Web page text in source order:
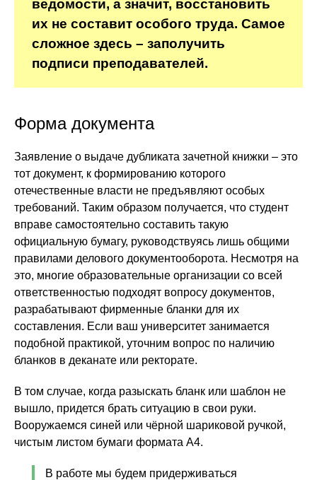
ведомости, а значит, восстановить
их не составит особого труда. Самое
сложное здесь – заполучить
подписи преподавателей.
Форма документа
Заявление о выдаче дубликата зачетной книжки – это
тот документ, к формированию которого
отечественные власти не предъявляют особых
требований. Таким образом получается, что студент
вправе самостоятельно составить такую
официальную бумагу, руководствуясь лишь общими
правилами делового документооборота. Несмотря на
это, многие образовательные организации со всей
ответственностью подходят вопросу документов,
разрабатывают фирменные бланки для их
составления. Если ваш университет занимается
подобной практикой, уточним вопрос по наличию
бланков в деканате или ректорате.
В том случае, когда разыскать бланк или шаблон не
вышло, придется брать ситуацию в свои руки.
Вооружаемся синей или чёрной шариковой ручкой,
чистым листом бумаги формата А4.
В работе мы будем придерживаться